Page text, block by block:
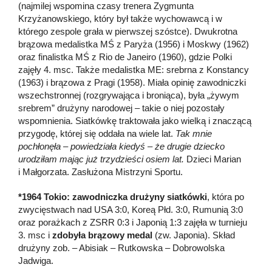
(najmilej wspomina czasy trenera Zygmunta
Krzyżanowskiego, który był także wychowawcą i w
którego zespole grała w pierwszej szóstce). Dwukrotna
brązowa medalistka MŚ z Paryża (1956) i Moskwy (1962)
oraz finalistka MŚ z Rio de Janeiro (1960), gdzie Polki
zajęły 4. msc. Także medalistka ME: srebrna z Konstancy
(1963) i brązowa z Pragi (1958). Miała opinię zawodniczki
wszechstronnej (rozgrywająca i broniąca), była „żywym
srebrem” drużyny narodowej – takie o niej pozostały
wspomnienia. Siatkówkę traktowała jako wielką i znaczącą
przygodę, której się oddała na wiele lat. Tak mnie
pochłonęła – powiedziała kiedyś – że drugie dziecko
urodziłam mając już trzydzieści osiem lat. Dzieci Marian
i Małgorzata. Zasłużona Mistrzyni Sportu.
*1964 Tokio: zawodniczka drużyny siatkówki, która po
zwycięstwach nad USA 3:0, Koreą Płd. 3:0, Rumunią 3:0
oraz porażkach z ZSRR 0:3 i Japonią 1:3 zajęła w turnieju
3. msc i zdobyła brązowy medal (zw. Japonia). Skład
drużyny zob. – Abisiak – Rutkowska – Dobrowolska
Jadwiga.